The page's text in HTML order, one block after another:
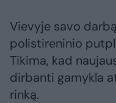
Vievyje savo
polistireninio
Tikima, kad
dirbanti gamykla
rinką.